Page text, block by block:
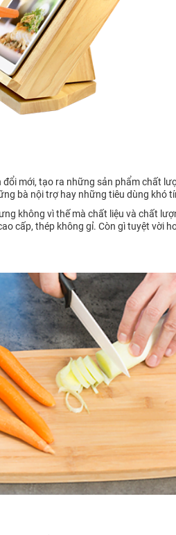
mới, tạo ra những sản phẩm chất
bà nội trợ hay những tiêu dùng khó
không vì thế mà chất liệu và chất
cấp, thép không gỉ. Còn gì tuyệt vời